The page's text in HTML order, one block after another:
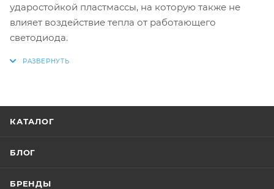
ударостойкой пластмассы, на которую также не
влияет воздействие тепла от работающего
светодиода.
КАТАЛОГ
БЛОГ
БРЕНДЫ